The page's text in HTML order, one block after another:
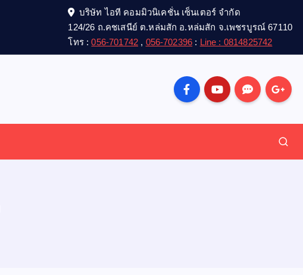
บริษัท ไอที คอมมิวนิเคชั่น เซ็นเตอร์ จำกัด
124/26 ถ.คชเสนีย์ ต.หล่มสัก อ.หล่มสัก จ.เพชรบูรณ์ 67110
โทร :056-701742 , 056-702396 : Line : 0814825742